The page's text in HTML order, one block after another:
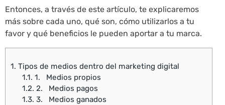
Entonces, a través de este artículo, te explicaremos
más sobre cada uno, qué son, cómo utilizarlos a tu
favor y qué beneficios le pueden aportar a tu marca.
1. Tipos de medios dentro del marketing digital
1.1. 1. Medios propios
1.2. 2. Medios pagos
1.3. 3. Medios ganados